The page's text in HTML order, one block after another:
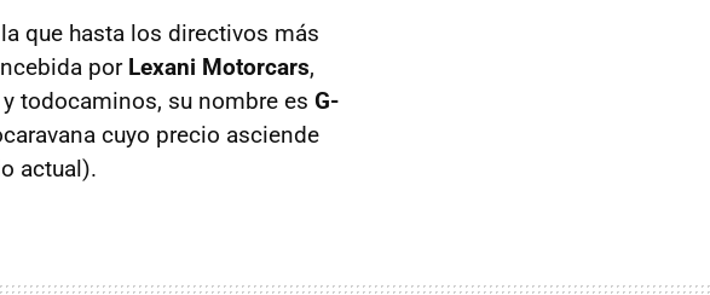
que hasta los directivos más
por Lexani Motorcars,
todocaminos, su nombre es G-
cuyo precio asciende
actual).